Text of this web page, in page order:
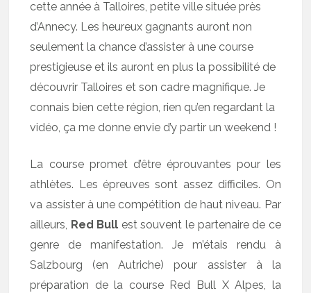
cette année à Talloires, petite ville située près
d’Annecy. Les heureux gagnants auront non
seulement la chance d’assister à une course
prestigieuse et ils auront en plus la possibilité de
découvrir Talloires et son cadre magnifique. Je
connais bien cette région, rien qu’en regardant la
vidéo, ça me donne envie d’y partir un weekend !
La course promet d’être éprouvantes pour les
athlètes. Les épreuves sont assez difficiles. On
va assister à une compétition de haut niveau. Par
ailleurs, Red Bull est souvent le partenaire de ce
genre de manifestation. Je m’étais rendu à
Salzbourg (en Autriche) pour assister à la
préparation de la course Red Bull X Alpes, la